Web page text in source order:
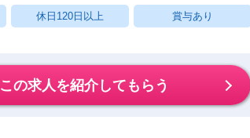
休日120日以上 賞与あり
この求人を紹介してもらう